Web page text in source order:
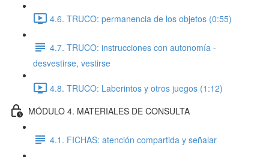
4.6. TRUCO: permanencia de los objetos (0:55)
4.7. TRUCO: instrucciones con autonomía -
desvestirse, vestirse
4.8. TRUCO: Laberintos y otros juegos (1:12)
MÓDULO 4. MATERIALES DE CONSULTA
4.1. FICHAS: atención compartida y señalar